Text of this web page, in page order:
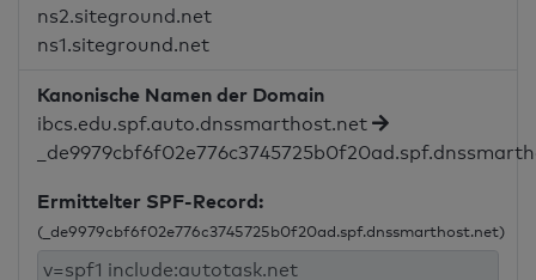
ns2.siteground.net
ns1.siteground.net
Kanonische Namen der Domain
ibcs.edu.spf.auto.dnssmarthost.net
Ermittelter SPF-Record:
(_de9979cbf6f02e776c3745725b0f20ad.spf.dnssmarthost.net)